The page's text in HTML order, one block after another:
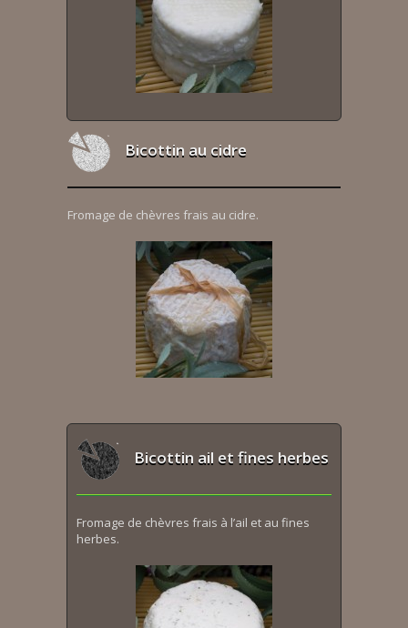
Bicottin au cidre
Fromage de chèvres frais au cidre.
Bicottin ail et fines herbes
Fromage de chèvres frais à l’ail et au fines
herbes.